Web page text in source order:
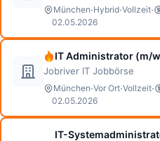
München·Hybrid·Vollzeit·
02.05.2026
IT Administrator (m/
Jobriver IT Jobbörse
München·Vor Ort·Vollzeit·
02.05.2026
IT-